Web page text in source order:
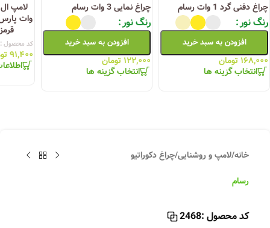
چراغ دفنی گرد 1 وات رسام
رنگ نور
افزودن به سبد خرید
۱۶۸,۰۰۰ تومان
انتخاب گزینه ها
چراغ نمایی 3 وات رسام
رنگ نور
افزودن به سبد خرید
۱۲۲,۰۰۰ تومان
انتخاب گزینه ها
وات
کد محصول
۹۱,۴۰۰
خانه/لامپ و روشنایی/چراغ دکوراتیو
رسام
کد محصول :2468